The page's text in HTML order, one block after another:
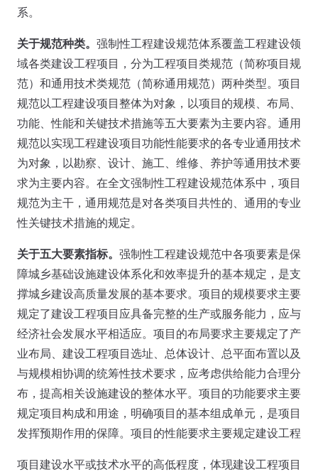
系。
关于规范种类。 强制性工程建设规范体系覆盖工程建设领
域各类建设工程项目，分为工程项目类规范（简称项目规
范）和通用技术类规范（简称通用规范）两种类型。项目
规范以工程建设项目整体为对象，以项目的规模、布局、
功能、性能和关键技术措施等五大要素为主要内容。通用
规范以实现工程建设项目功能性能要求的各专业通用技术
为对象，以勘察、设计、施工、维修、养护等通用技术要
求为主要内容。在全文强制性工程建设规范体系中，项目
规范为主干，通用规范是对各类项目共性的、通用的专业
性关键技术措施的规定。
关于五大要素指标。 强制性工程建设规范中各项要素是保
障城乡基础设施建设体系化和效率提升的基本规定，是支
撑城乡建设高质量发展的基本要求。项目的规模要求主要
规定了建设工程项目应具备完整的生产或服务能力，应与
经济社会发展水平相适应。项目的布局要求主要规定了产
业布局、建设工程项目选址、总体设计、总平面布置以及
与规模相协调的统筹性技术要求，应考虑供给能力合理分
布，提高相关设施建设的整体水平。项目的功能要求主要
规定项目构成和用途，明确项目的基本组成单元，是项目
发挥预期作用的保障。项目的性能要求主要规定建设工程
项目建设水平或技术水平的高低程度，体现建设工程项目